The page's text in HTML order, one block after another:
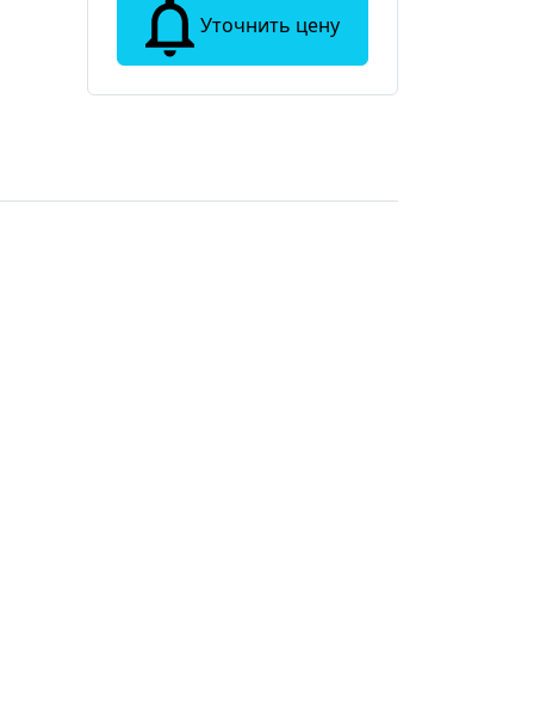
Уточнить цену